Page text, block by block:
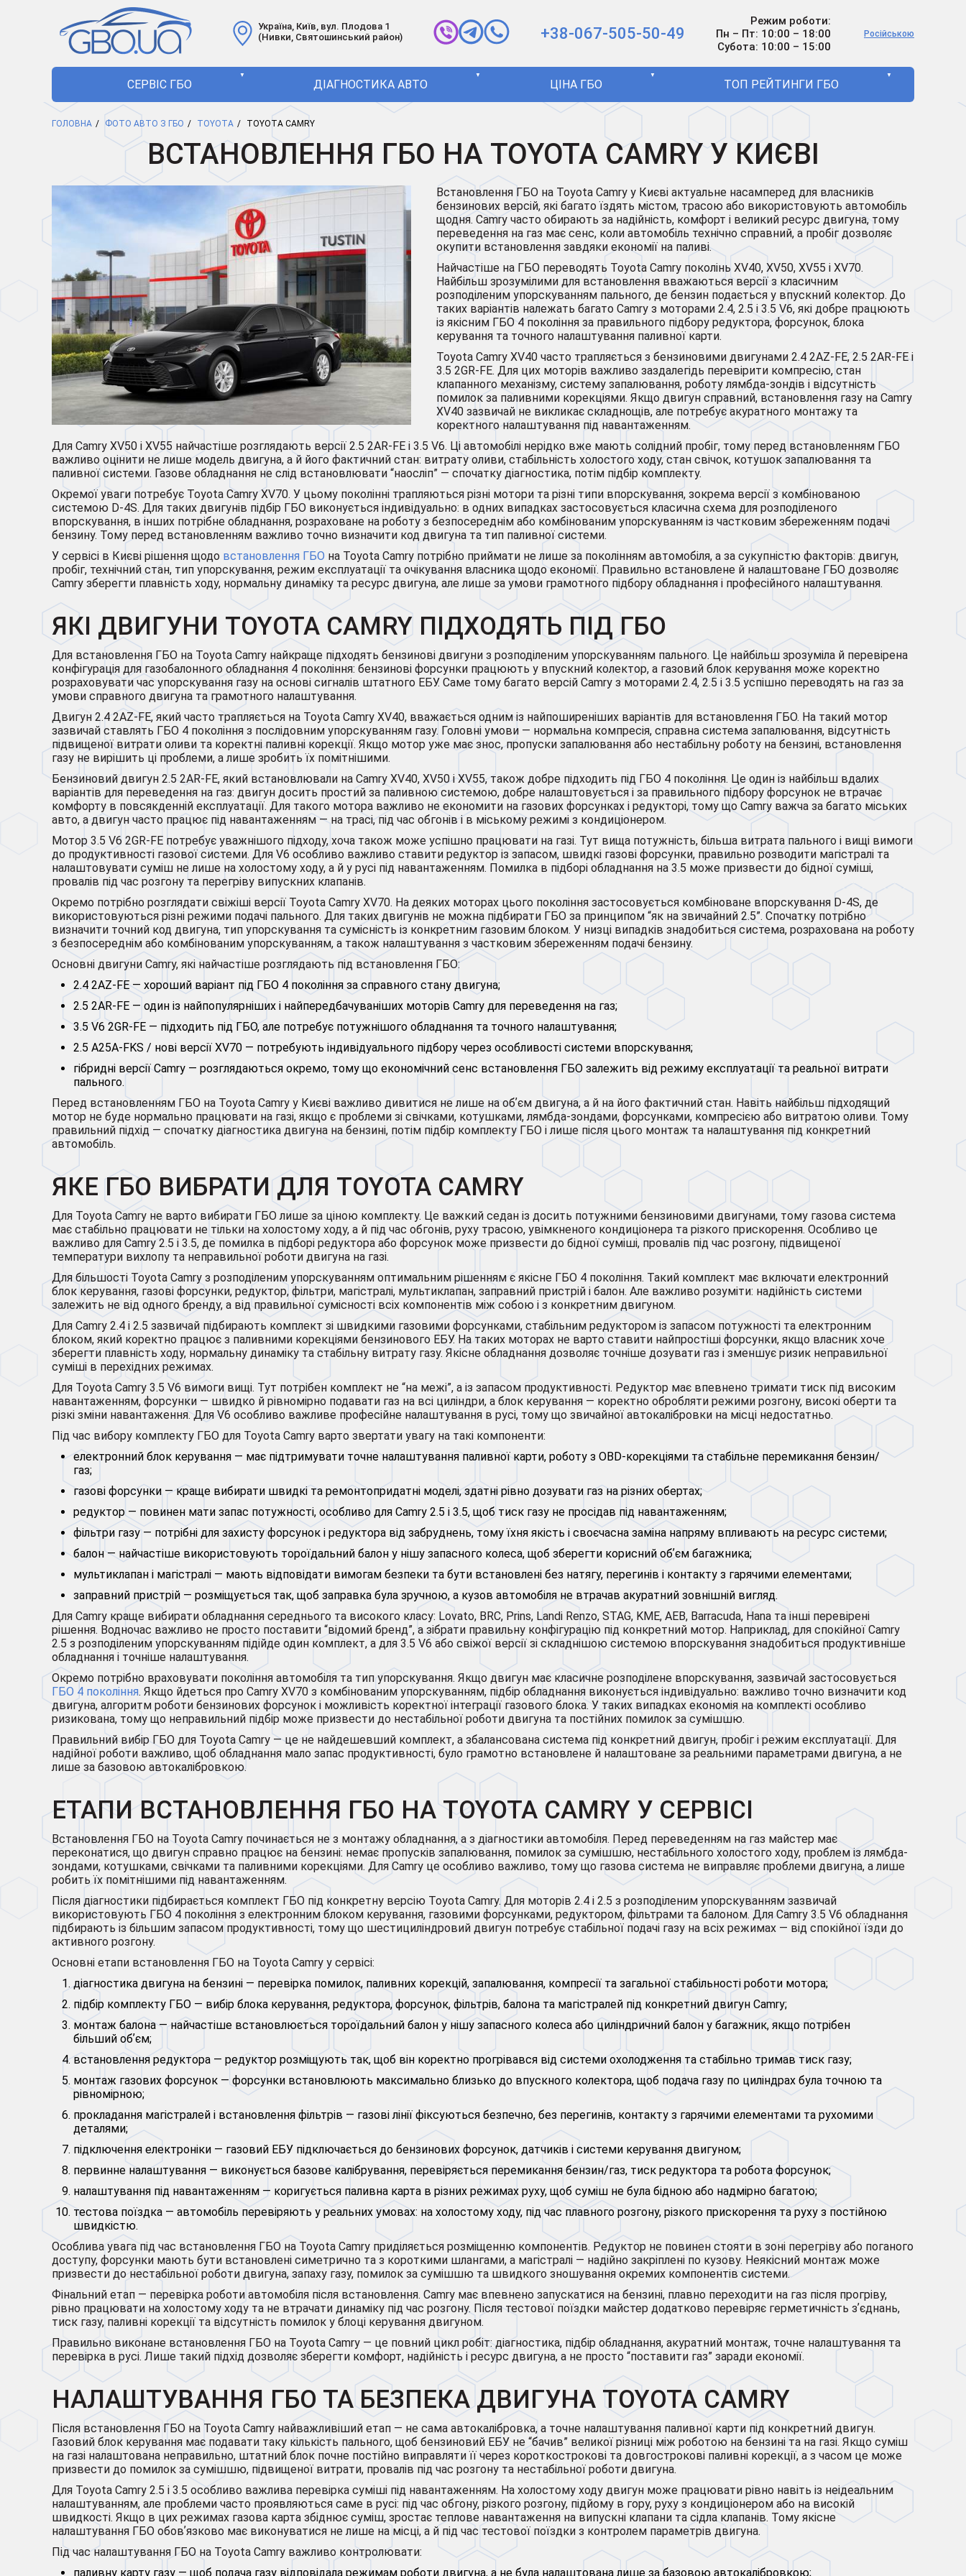
Україна, Київ, вул. Плодова 1
(Нивки, Святошинський район)
+38-067-505-50-49
Режим роботи:
Пн – Пт: 10:00 – 18:00
Субота: 10:00 – 15:00
Російською
СЕРВІС ГБО
▼
ДІАГНОСТИКА АВТО
▼
ЦІНА ГБО
▼
ТОП РЕЙТИНГИ ГБО
▼
ГОЛОВНА ФОТО АВТО З ГБО TOYOTA TOYOTA CAMRY
ВСТАНОВЛЕННЯ ГБО НА TOYOTA CAMRY У КИЄВІ
Встановлення ГБО на Toyota Camry у Києві актуальне насамперед для власників
бензинових версій, які багато їздять містом, трасою або використовують автомобіль
щодня. Camry часто обирають за надійність, комфорт і великий ресурс двигуна, тому
переведення на газ має сенс, коли автомобіль технічно справний, а пробіг дозволяє
окупити встановлення завдяки економії на паливі.
Найчастіше на ГБО переводять Toyota Camry поколінь XV40, XV50, XV55 і XV70.
Найбільш зрозумілими для встановлення вважаються версії з класичним
розподіленим упорскуванням пального, де бензин подається у впускний колектор. До
таких варіантів належать багато Camry з моторами 2.4, 2.5 і 3.5 V6, які добре працюють
із якісним ГБО 4 покоління за правильного підбору редуктора, форсунок, блока
керування та точного налаштування паливної карти.
Toyota Camry XV40 часто трапляється з бензиновими двигунами 2.4 2AZ-FE, 2.5 2AR-FE і
3.5 2GR-FE. Для цих моторів важливо заздалегідь перевірити компресію, стан
клапанного механізму, систему запалювання, роботу лямбда-зондів і відсутність
помилок за паливними корекціями. Якщо двигун справний, встановлення газу на Camry
XV40 зазвичай не викликає складнощів, але потребує акуратного монтажу та
коректного налаштування під навантаженням.
Для Camry XV50 і XV55 найчастіше розглядають версії 2.5 2AR-FE і 3.5 V6. Ці автомобілі нерідко вже мають солідний пробіг, тому перед встановленням ГБО
важливо оцінити не лише модель двигуна, а й його фактичний стан: витрату оливи, стабільність холостого ходу, стан свічок, котушок запалювання та
паливної системи. Газове обладнання не слід встановлювати “наосліп” — спочатку діагностика, потім підбір комплекту.
Окремої уваги потребує Toyota Camry XV70. У цьому поколінні трапляються різні мотори та різні типи впорскування, зокрема версії з комбінованою
системою D-4S. Для таких двигунів підбір ГБО виконується індивідуально: в одних випадках застосовується класична схема для розподіленого
впорскування, в інших потрібне обладнання, розраховане на роботу з безпосереднім або комбінованим упорскуванням із частковим збереженням подачі
бензину. Тому перед встановленням важливо точно визначити код двигуна та тип паливної системи.
У сервісі в Києві рішення щодо встановлення ГБО на Toyota Camry потрібно приймати не лише за поколінням автомобіля, а за сукупністю факторів: двигун,
пробіг, технічний стан, тип упорскування, режим експлуатації та очікування власника щодо економії. Правильно встановлене й налаштоване ГБО дозволяє
Camry зберегти плавність ходу, нормальну динаміку та ресурс двигуна, але лише за умови грамотного підбору обладнання і професійного налаштування.
ЯКІ ДВИГУНИ TOYOTA CAMRY ПІДХОДЯТЬ ПІД ГБО
Для встановлення ГБО на Toyota Camry найкраще підходять бензинові двигуни з розподіленим упорскуванням пального. Це найбільш зрозуміла й перевірена
конфігурація для газобалонного обладнання 4 покоління: бензинові форсунки працюють у впускний колектор, а газовий блок керування може коректно
розраховувати час упорскування газу на основі сигналів штатного ЕБУ. Саме тому багато версій Camry з моторами 2.4, 2.5 і 3.5 успішно переводять на газ за
умови справного двигуна та грамотного налаштування.
Двигун 2.4 2AZ-FE, який часто трапляється на Toyota Camry XV40, вважається одним із найпоширеніших варіантів для встановлення ГБО. На такий мотор
зазвичай ставлять ГБО 4 покоління з послідовним упорскуванням газу. Головні умови — нормальна компресія, справна система запалювання, відсутність
підвищеної витрати оливи та коректні паливні корекції. Якщо мотор уже має знос, пропуски запалювання або нестабільну роботу на бензині, встановлення
газу не вирішить ці проблеми, а лише зробить їх помітнішими.
Бензиновий двигун 2.5 2AR-FE, який встановлювали на Camry XV40, XV50 і XV55, також добре підходить під ГБО 4 покоління. Це один із найбільш вдалих
варіантів для переведення на газ: двигун досить простий за паливною системою, добре налаштовується і за правильного підбору форсунок не втрачає
комфорту в повсякденній експлуатації. Для такого мотора важливо не економити на газових форсунках і редукторі, тому що Camry важча за багато міських
авто, а двигун часто працює під навантаженням — на трасі, під час обгонів і в міському режимі з кондиціонером.
Мотор 3.5 V6 2GR-FE потребує уважнішого підходу, хоча також може успішно працювати на газі. Тут вища потужність, більша витрата пального і вищі вимоги
до продуктивності газової системи. Для V6 особливо важливо ставити редуктор із запасом, швидкі газові форсунки, правильно розводити магістралі та
налаштовувати суміш не лише на холостому ходу, а й у русі під навантаженням. Помилка в підборі обладнання на 3.5 може призвести до бідної суміші,
провалів під час розгону та перегріву випускних клапанів.
Окремо потрібно розглядати свіжіші версії Toyota Camry XV70. На деяких моторах цього покоління застосовується комбіноване впорскування D-4S, де
використовуються різні режими подачі пального. Для таких двигунів не можна підбирати ГБО за принципом “як на звичайний 2.5”. Спочатку потрібно
визначити точний код двигуна, тип упорскування та сумісність із конкретним газовим блоком. У низці випадків знадобиться система, розрахована на роботу
з безпосереднім або комбінованим упорскуванням, а також налаштування з частковим збереженням подачі бензину.
Основні двигуни Camry, які найчастіше розглядають під встановлення ГБО:
2.4 2AZ-FE — хороший варіант під ГБО 4 покоління за справного стану двигуна;
2.5 2AR-FE — один із найпопулярніших і найпередбачуваніших моторів Camry для переведення на газ;
3.5 V6 2GR-FE — підходить під ГБО, але потребує потужнішого обладнання та точного налаштування;
2.5 A25A-FKS / нові версії XV70 — потребують індивідуального підбору через особливості системи впорскування;
гібридні версії Camry — розглядаються окремо, тому що економічний сенс встановлення ГБО залежить від режиму експлуатації та реальної витрати
пального.
Перед встановленням ГБО на Toyota Camry у Києві важливо дивитися не лише на обʼєм двигуна, а й на його фактичний стан. Навіть найбільш підходящий
мотор не буде нормально працювати на газі, якщо є проблеми зі свічками, котушками, лямбда-зондами, форсунками, компресією або витратою оливи. Тому
правильний підхід — спочатку діагностика двигуна на бензині, потім підбір комплекту ГБО і лише після цього монтаж та налаштування під конкретний
автомобіль.
ЯКЕ ГБО ВИБРАТИ ДЛЯ TOYOTA CAMRY
Для Toyota Camry не варто вибирати ГБО лише за ціною комплекту. Це важкий седан із досить потужними бензиновими двигунами, тому газова система
має стабільно працювати не тільки на холостому ходу, а й під час обгонів, руху трасою, увімкненого кондиціонера та різкого прискорення. Особливо це
важливо для Camry 2.5 і 3.5, де помилка в підборі редуктора або форсунок може призвести до бідної суміші, провалів під час розгону, підвищеної
температури вихлопу та неправильної роботи двигуна на газі.
Для більшості Toyota Camry з розподіленим упорскуванням оптимальним рішенням є якісне ГБО 4 покоління. Такий комплект має включати електронний
блок керування, газові форсунки, редуктор, фільтри, магістралі, мультиклапан, заправний пристрій і балон. Але важливо розуміти: надійність системи
залежить не від одного бренду, а від правильної сумісності всіх компонентів між собою і з конкретним двигуном.
Для Camry 2.4 і 2.5 зазвичай підбирають комплект зі швидкими газовими форсунками, стабільним редуктором із запасом потужності та електронним
блоком, який коректно працює з паливними корекціями бензинового ЕБУ. На таких моторах не варто ставити найпростіші форсунки, якщо власник хоче
зберегти плавність ходу, нормальну динаміку та стабільну витрату газу. Якісне обладнання дозволяє точніше дозувати газ і зменшує ризик неправильної
суміші в перехідних режимах.
Для Toyota Camry 3.5 V6 вимоги вищі. Тут потрібен комплект не “на межі”, а із запасом продуктивності. Редуктор має впевнено тримати тиск під високим
навантаженням, форсунки — швидко й рівномірно подавати газ на всі циліндри, а блок керування — коректно обробляти режими розгону, високі оберти та
різкі зміни навантаження. Для V6 особливо важливе професійне налаштування в русі, тому що звичайної автокалібровки на місці недостатньо.
Під час вибору комплекту ГБО для Toyota Camry варто звертати увагу на такі компоненти:
електронний блок керування — має підтримувати точне налаштування паливної карти, роботу з OBD-корекціями та стабільне перемикання бензин/
газ;
газові форсунки — краще вибирати швидкі та ремонтопридатні моделі, здатні рівно дозувати газ на різних обертах;
редуктор — повинен мати запас потужності, особливо для Camry 2.5 і 3.5, щоб тиск газу не просідав під навантаженням;
фільтри газу — потрібні для захисту форсунок і редуктора від забруднень, тому їхня якість і своєчасна заміна напряму впливають на ресурс системи;
балон — найчастіше використовують тороїдальний балон у нішу запасного колеса, щоб зберегти корисний обʼєм багажника;
мультиклапан і магістралі — мають відповідати вимогам безпеки та бути встановлені без натягу, перегинів і контакту з гарячими елементами;
заправний пристрій — розміщується так, щоб заправка була зручною, а кузов автомобіля не втрачав акуратний зовнішній вигляд.
Для Camry краще вибирати обладнання середнього та високого класу: Lovato, BRC, Prins, Landi Renzo, STAG, KME, AEB, Barracuda, Hana та інші перевірені
рішення. Водночас важливо не просто поставити “відомий бренд”, а зібрати правильну конфігурацію під конкретний мотор. Наприклад, для спокійної Camry
2.5 з розподіленим упорскуванням підійде один комплект, а для 3.5 V6 або свіжої версії зі складнішою системою впорскування знадобиться продуктивніше
обладнання і точніше налаштування.
Окремо потрібно враховувати покоління автомобіля та тип упорскування. Якщо двигун має класичне розподілене впорскування, зазвичай застосовується
ГБО 4 покоління. Якщо йдеться про Camry XV70 з комбінованим упорскуванням, підбір обладнання виконується індивідуально: важливо точно визначити код
двигуна, алгоритм роботи бензинових форсунок і можливість коректної інтеграції газового блока. У таких випадках економія на комплекті особливо
ризикована, тому що неправильний підбір може призвести до нестабільної роботи двигуна та постійних помилок за сумішшю.
Правильний вибір ГБО для Toyota Camry — це не найдешевший комплект, а збалансована система під конкретний двигун, пробіг і режим експлуатації. Для
надійної роботи важливо, щоб обладнання мало запас продуктивності, було грамотно встановлене й налаштоване за реальними параметрами двигуна, а не
лише за базовою автокалібровкою.
ЕТАПИ ВСТАНОВЛЕННЯ ГБО НА TOYOTA CAMRY У СЕРВІСІ
Встановлення ГБО на Toyota Camry починається не з монтажу обладнання, а з діагностики автомобіля. Перед переведенням на газ майстер має
переконатися, що двигун справно працює на бензині: немає пропусків запалювання, помилок за сумішшю, нестабільного холостого ходу, проблем із лямбда-
зондами, котушками, свічками та паливними корекціями. Для Camry це особливо важливо, тому що газова система не виправляє проблеми двигуна, а лише
робить їх помітнішими під навантаженням.
Після діагностики підбирається комплект ГБО під конкретну версію Toyota Camry. Для моторів 2.4 і 2.5 з розподіленим упорскуванням зазвичай
використовують ГБО 4 покоління з електронним блоком керування, газовими форсунками, редуктором, фільтрами та балоном. Для Camry 3.5 V6 обладнання
підбирають із більшим запасом продуктивності, тому що шестициліндровий двигун потребує стабільної подачі газу на всіх режимах — від спокійної їзди до
активного розгону.
Основні етапи встановлення ГБО на Toyota Camry у сервісі:
діагностика двигуна на бензині — перевірка помилок, паливних корекцій, запалювання, компресії та загальної стабільності роботи мотора;
підбір комплекту ГБО — вибір блока керування, редуктора, форсунок, фільтрів, балона та магістралей під конкретний двигун Camry;
монтаж балона — найчастіше встановлюється тороїдальний балон у нішу запасного колеса або циліндричний балон у багажник, якщо потрібен
більший обʼєм;
встановлення редуктора — редуктор розміщують так, щоб він коректно прогрівався від системи охолодження та стабільно тримав тиск газу;
монтаж газових форсунок — форсунки встановлюють максимально близько до впускного колектора, щоб подача газу по циліндрах була точною та
рівномірною;
прокладання магістралей і встановлення фільтрів — газові лінії фіксуються безпечно, без перегинів, контакту з гарячими елементами та рухомими
деталями;
підключення електроніки — газовий ЕБУ підключається до бензинових форсунок, датчиків і системи керування двигуном;
первинне налаштування — виконується базове калібрування, перевіряється перемикання бензин/газ, тиск редуктора та робота форсунок;
налаштування під навантаженням — коригується паливна карта в різних режимах руху, щоб суміш не була бідною або надмірно багатою;
тестова поїздка — автомобіль перевіряють у реальних умовах: на холостому ходу, під час плавного розгону, різкого прискорення та руху з постійною
швидкістю.
Особлива увага під час встановлення ГБО на Toyota Camry приділяється розміщенню компонентів. Редуктор не повинен стояти в зоні перегріву або поганого
доступу, форсунки мають бути встановлені симетрично та з короткими шлангами, а магістралі — надійно закріплені по кузову. Неякісний монтаж може
призвести до нестабільної роботи двигуна, запаху газу, помилок за сумішшю та швидкого зношування окремих компонентів системи.
Фінальний етап — перевірка роботи автомобіля після встановлення. Camry має впевнено запускатися на бензині, плавно переходити на газ після прогріву,
рівно працювати на холостому ходу та не втрачати динаміку під час розгону. Після тестової поїздки майстер додатково перевіряє герметичність зʼєднань,
тиск газу, паливні корекції та відсутність помилок у блоці керування двигуном.
Правильно виконане встановлення ГБО на Toyota Camry — це повний цикл робіт: діагностика, підбір обладнання, акуратний монтаж, точне налаштування та
перевірка в русі. Лише такий підхід дозволяє зберегти комфорт, надійність і ресурс двигуна, а не просто “поставити газ” заради економії.
НАЛАШТУВАННЯ ГБО ТА БЕЗПЕКА ДВИГУНА TOYOTA CAMRY
Після встановлення ГБО на Toyota Camry найважливіший етап — не сама автокалібровка, а точне налаштування паливної карти під конкретний двигун.
Газовий блок керування має подавати таку кількість пального, щоб бензиновий ЕБУ не “бачив” великої різниці між роботою на бензині та на газі. Якщо суміш
на газі налаштована неправильно, штатний блок почне постійно виправляти її через короткострокові та довгострокові паливні корекції, а з часом це може
призвести до помилок за сумішшю, підвищеної витрати, провалів під час розгону та нестабільної роботи двигуна.
Для Toyota Camry 2.5 і 3.5 особливо важлива перевірка суміші під навантаженням. На холостому ходу двигун може працювати рівно навіть із неідеальним
налаштуванням, але проблеми часто проявляються саме в русі: під час обгону, різкого розгону, підйому в гору, руху з кондиціонером або на високій
швидкості. Якщо в цих режимах газова карта збіднює суміш, зростає теплове навантаження на випускні клапани та сідла клапанів. Тому якісне
налаштування ГБО обовʼязково має виконуватися не лише на місці, а й під час тестової поїздки з контролем параметрів двигуна.
Під час налаштування ГБО на Toyota Camry важливо контролювати:
паливну карту газу — щоб подача газу відповідала режимам роботи двигуна, а не була налаштована лише за базовою автокалібровкою;